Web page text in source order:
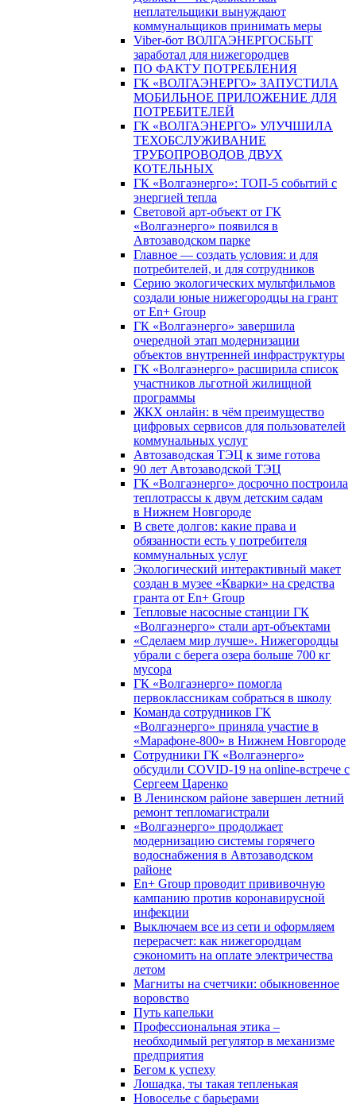
неплательщики вынуждают
коммунальщиков принимать меры
Viber-бот ВОЛГАЭНЕРГОСБЫТ
заработал для нижегородцев
ПО ФАКТУ ПОТРЕБЛЕНИЯ
ГК «ВОЛГАЭНЕРГО» ЗАПУСТИЛА
МОБИЛЬНОЕ ПРИЛОЖЕНИЕ ДЛЯ
ПОТРЕБИТЕЛЕЙ
ГК «ВОЛГАЭНЕРГО» УЛУЧШИЛА
ТЕХОБСЛУЖИВАНИЕ
ТРУБОПРОВОДОВ ДВУХ
КОТЕЛЬНЫХ
ГК «Волгаэнерго»: ТОП-5 событий с
энергией тепла
Световой арт-объект от ГК
«Волгаэнерго» появился в
Автозаводском парке
Главное — создать условия: и для
потребителей, и для сотрудников
Серию экологических мультфильмов
создали юные нижегородцы на грант
от En+ Group
ГК «Волгаэнерго» завершила
очередной этап модернизации
объектов внутренней инфраструктуры
ГК «Волгаэнерго» расширила список
участников льготной жилищной
программы
ЖКХ онлайн: в чём преимущество
цифровых сервисов для пользователей
коммунальных услуг
Автозаводская ТЭЦ к зиме готова
90 лет Автозаводской ТЭЦ
ГК «Волгаэнерго» досрочно построила
теплотрассы к двум детским садам
в Нижнем Новгороде
В свете долгов: какие права и
обязанности есть у потребителя
коммунальных услуг
Экологический интерактивный макет
создан в музее «Кварки» на средства
гранта от En+ Group
Тепловые насосные станции ГК
«Волгаэнерго» стали арт-объектами
«Сделаем мир лучше». Нижегородцы
убрали с берега озера больше 700 кг
мусора
ГК «Волгаэнерго» помогла
первоклассникам собраться в школу
Команда сотрудников ГК
«Волгаэнерго» приняла участие в
«Марафоне-800» в Нижнем Новгороде
Сотрудники ГК «Волгаэнерго»
обсудили COVID-19 на online-встрече с
Сергеем Царенко
В Ленинском районе завершен летний
ремонт тепломагистрали
«Волгаэнерго» продолжает
модернизацию системы горячего
водоснабжения в Автозаводском
районе
En+ Group проводит прививочную
кампанию против коронавирусной
инфекции
Выключаем все из сети и оформляем
перерасчет: как нижегородцам
сэкономить на оплате электричества
летом
Магниты на счетчики: обыкновенное
воровство
Путь капельки
Профессиональная этика –
необходимый регулятор в механизме
предприятия
Бегом к успеху
Лошадка, ты такая тепленькая
Новоселье с барьерами